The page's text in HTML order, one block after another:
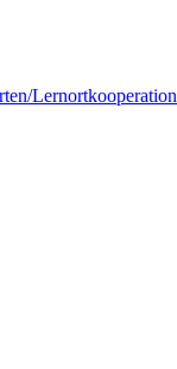
Lernortkooperation